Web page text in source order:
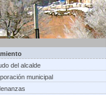
del alcalde
municipal